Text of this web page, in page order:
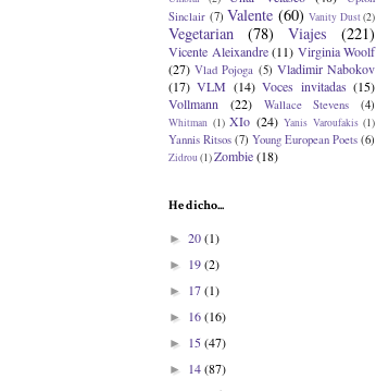
Sinclair (7) Valente (60) Vanity Dust(2)
Vegetarian (78) Viajes (221)
Vicente Aleixandre (11) Virginia Woolf
(27) Vlad Pojoga (5) Vladimir Nabokov
(17) VLM (14) Voces invitadas (15)
Vollmann
(22) Wallace Stevens (4)
Whitman (1) XIo (24) Yanis Varoufakis (1)
Yannis Ritsos (7) Young European Poets (6)
Zidrou(1)Zombie(18)
He dicho...
► 20(1)
► 19(2)
► 17(1)
► 16(16)
► 15(47)
► 14(87)